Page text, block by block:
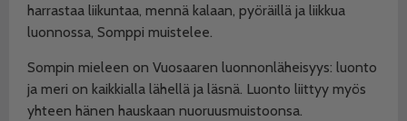
harrastaa liikuntaa, mennä kalaan, pyöräillä ja liikkua
luonnossa, Somppi muistelee.
Sompin mieleen on Vuosaaren luonnonläheisyys: luonto
ja meri on kaikkialla lähellä ja läsnä. Luonto liittyy myös
yhteen hänen hauskaan nuoruusmuistoonsa.